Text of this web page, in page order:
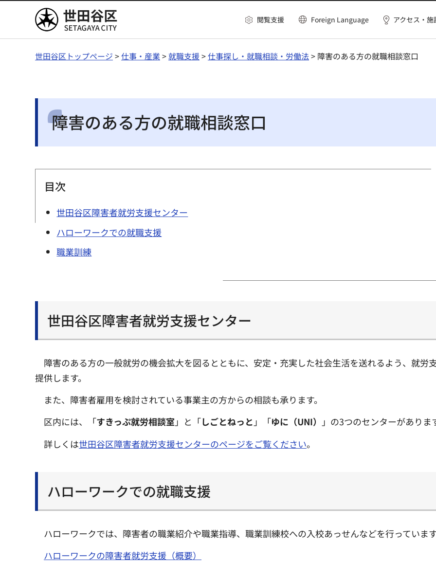
世田谷区 閲覧支援 Foreign Language アクセス・施
世田谷区トップページ >仕事・産業 >就職支援>仕事探し・就職相談・労働法> 障害のある方の就職相談窓口
障害のある方の就職相談窓口
目次
世田谷区障害者就労支援センター
ハローワークでの就職支援
職業訓練
世田谷区障害者就労支援センター
障害のある方の一般就労の機会拡大を図るとともに、安定・充実した社会生活を送れるよう、就労
提供します。
また、障害者雇用を検討されている事業主の方からの相談も承ります。
区内には、「すきっぷ就労相談室 」と「しごとねっと 」「ゆに（UNI）
」の3つのセンターがありま
詳しくは世田谷区障害者就労支援センターのページをご覧ください。
ハローワークでの就職支援
ハローワークでは、障害者の職業紹介や職業指導、職業訓練校への入校あっせんなどを行っていま
ハローワークの障害者就労支援（概要）